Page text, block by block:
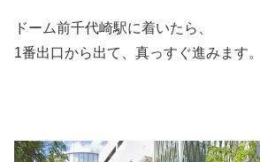
ドーム前千代崎駅に着いたら、
1番出口から出て、真っすぐ進みます。